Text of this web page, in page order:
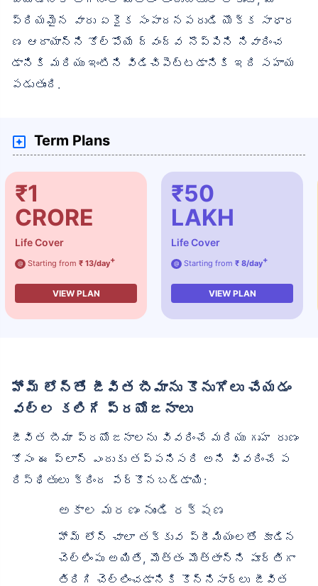
ప్రియమైన వారు ఏకైక సంపాదనపరుడి యొక్క సాధార
ణ ఆదాయాన్ని కోల్పోయే ద్వంద్వ నొప్పిని నివారించ
డానికి మరియు ఇంటిని విడిచిపెట్టడానికి ఇది సహాయ
పడుతుంది.
Term Plans
₹1
CRORE
Life Cover
@ Starting from ₹ 13/day+
VIEW PLAN
₹50
LAKH
Life Cover
@ Starting from ₹ 8/day+
VIEW PLAN
హోమ్ లోన్‌తో జీవిత బీమాను కొనుగోలు చేయడం
వల్ల కలిగే ప్రయోజనాలు
జీవిత బీమా ప్రయోజనాలను వివరించే మరియు గృహ రుణం
కోసం ఈ ప్లాన్ ఎందుకు తప్పనిసరి అని వివరించే ప
రిస్థితులు క్రింద పేర్కొనబడ్డాయి:
అకాల మరణం నుండి రక్షణ
హోమ్ లోన్ చాలా తక్కువ ప్రీమియంలతో కూడిన
చెల్లింపు అయితే, మొత్తం మొత్తాన్ని పూర్తిగా
తిరిగి చెల్లించడానికి కొన్నిసార్లు జీవిత